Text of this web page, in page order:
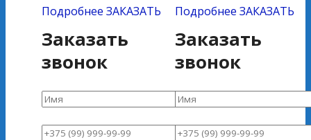
Подробнее ЗАКАЗАТЬ
Заказать
звонок
Подробнее ЗАКАЗАТЬ
Заказать
звонок